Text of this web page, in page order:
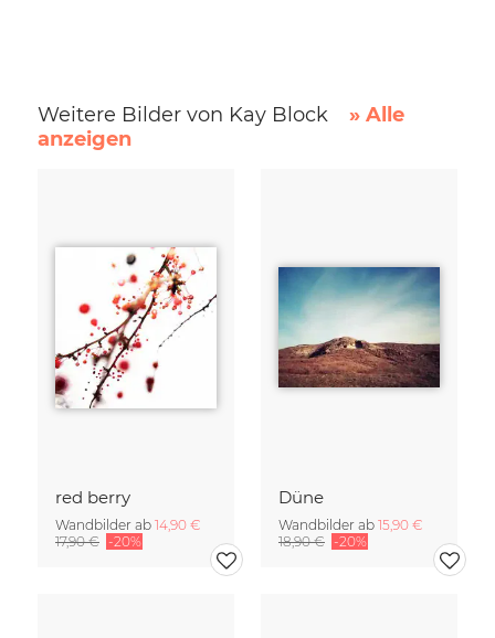
Weitere Bilder von Kay Block
» Alle
anzeigen
red berry
Wandbilder ab 14,90 €
17,90 € -20%
Düne
Wandbilder ab 15,90 €
18,90 € -20%